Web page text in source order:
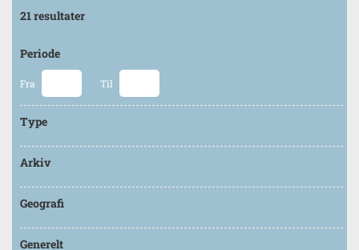
21 resultater
Periode
Fra Til
Type
Arkiv
Geografi
Generelt